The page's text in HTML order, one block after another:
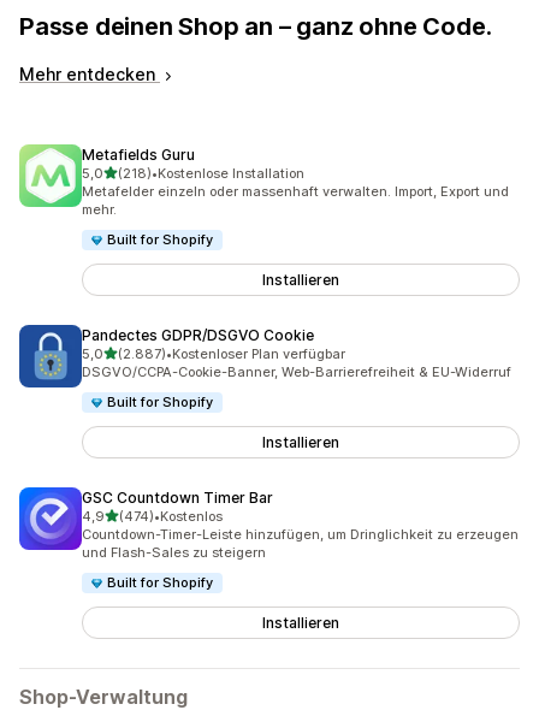
Passe deinen Shop an – ganz ohne Code.
Mehr entdecken
Metafields Guru
5,0von 5 Sternen
(218)
218 Rezensionen insgesamt
•Kostenlose Installation
Metafelder einzeln oder massenhaft verwalten. Import, Export und
mehr.
Built for Shopify
Installieren
Pandectes GDPR/DSGVO Cookie
5,0von 5 Sternen
(2.887)
2887 Rezensionen insgesamt
•Kostenloser Plan verfügbar
DSGVO/CCPA-Cookie-Banner, Web-Barrierefreiheit & EU-Widerruf
Built for Shopify
Installieren
GSC Countdown Timer Bar
4,9von 5 Sternen
(474)
474 Rezensionen insgesamt
•Kostenlos
Countdown-Timer-Leiste hinzufügen, um Dringlichkeit zu erzeugen
und Flash-Sales zu steigern
Built for Shopify
Installieren
Shop-Verwaltung